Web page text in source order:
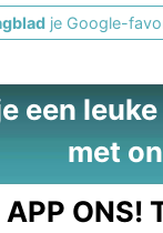
je Google-
een
met
APP ONS!